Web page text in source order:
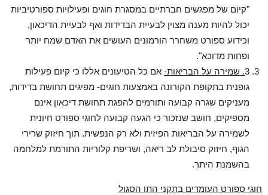
"קיום של מפגשים חברתיים במסגרת חוגים ופעילויות ספורטיביות
יכול להיות מענה מצוין לבעיית הבדידות ואף לבעיית הדיכאון,
וכידוע ספורט משחרר הורמונים העושים את האדם שמח יותר
ופחות מדוכא".
3. שמירה על הבריאות- אם כל הטיעונים אללו כי קיום פעילות
גופנית בתקופת הקורונה באמצעות חוגים- מפיגים תחושת בדידות,
מעניקים שגרה קבועה ותורמים להפגת תחושת דיכאון אינם
מספיקים, חושב שנזכור כי הגעה קבועה לחוגי ספורט חיונית
לשמירה על הבריאות הפיזית ולא רק הנפשית. תוך חיזוק שרירי
הגוף, חיזוק סיבולת לב ריאה, ושריפת קלוריות התורמת למלחמה
בהשמנת היתר.
חוגי ספורט העומדים בתקני התו הסגול